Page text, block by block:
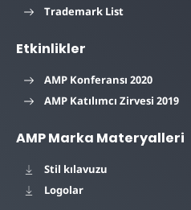
Trademark List
Etkinlikler
AMP Konferansı 2020
AMP Katılımcı Zirvesi 2019
AMP Marka Materyalleri
Stil kılavuzu
Logolar